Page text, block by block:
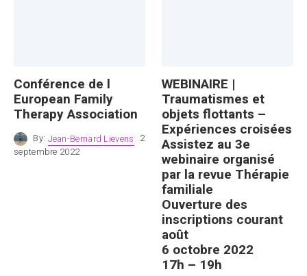
Conférence de l
European Family
Therapy Association
By: Jean-Bernard Lievens
2
septembre 2022
WEBINAIRE |
Traumatismes et
objets flottants –
Expériences croisées
Assistez au 3e
webinaire organisé
par la revue Thérapie
familiale
Ouverture des
inscriptions courant
août
6 octobre 2022
17h – 19h